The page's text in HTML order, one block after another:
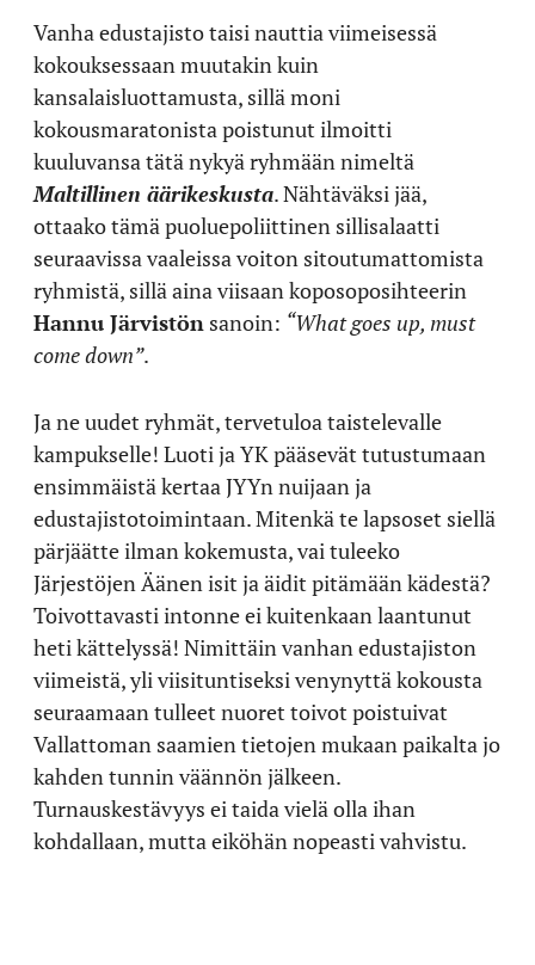
Vanha edustajisto taisi nauttia viimeisessä
kokouksessaan muutakin kuin
kansalaisluottamusta, sillä moni
kokousmaratonista poistunut ilmoitti
kuuluvansa tätä nykyä ryhmään nimeltä
Maltillinen äärikeskusta. Nähtäväksi jää,
ottaako tämä puoluepoliittinen sillisalaatti
seuraavissa vaaleissa voiton sitoutumattomista
ryhmistä, sillä aina viisaan koposoposihteerin
Hannu Järvistön sanoin: “What goes up, must
come down”.
Ja ne uudet ryhmät, tervetuloa taistelevalle
kampukselle! Luoti ja YK pääsevät tutustumaan
ensimmäistä kertaa JYYn nuijaan ja
edustajistotoimintaan. Mitenkä te lapsoset siellä
pärjäätte ilman kokemusta, vai tuleeko
Järjestöjen Äänen isit ja äidit pitämään kädestä?
Toivottavasti intonne ei kuitenkaan laantunut
heti kättelyssä! Nimittäin vanhan edustajiston
viimeistä, yli viisituntiseksi venynyttä kokousta
seuraamaan tulleet nuoret toivot poistuivat
Vallattoman saamien tietojen mukaan paikalta jo
kahden tunnin väännön jälkeen.
Turnauskestävyys ei taida vielä olla ihan
kohdallaan, mutta eiköhän nopeasti vahvistu.